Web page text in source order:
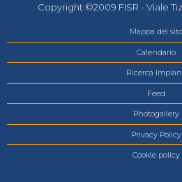
Copyright ©2009 FISR - Viale
Mappa del sito
Calendario
Ricerca
Feed
Photogallery
Privacy Policy
Cookie policy